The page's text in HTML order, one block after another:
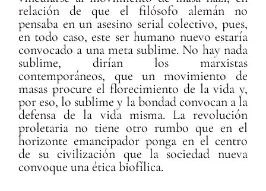
relación de que el filósofo alemán no
pensaba en un asesino serial colectivo, pues,
en todo caso, este ser humano nuevo estaría
convocado a una meta sublime. No hay nada
sublime, dirían los marxistas
contemporáneos, que un movimiento de
masas procure el florecimiento de la vida y,
por eso, lo sublime y la bondad convocan a la
defensa de la vida misma. La revolución
proletaria no tiene otro rumbo que en el
horizonte emancipador ponga en el centro
de su civilización que la sociedad nueva
convoque una ética biofílica.